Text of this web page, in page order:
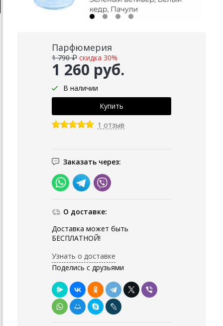
Парфюмерия
1 260 руб.
1 790 ₽ скидка 30%
В наличии
1 отзыв
Заказать через:
О доставке:
Доставка может быть
БЕСПЛАТНОЙ!
Узнать о доставке
Поделись с друзьями